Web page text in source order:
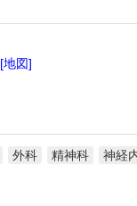
[地図]
外科 精神科 神経